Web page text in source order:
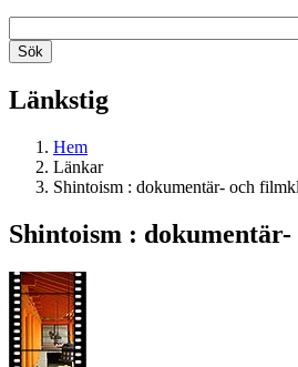
Länkstig
Hem
Länkar
Shintoism : dokumentär- och
Shintoism :